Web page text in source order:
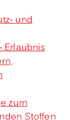
und
Erlaubnis
zum
Stoffen